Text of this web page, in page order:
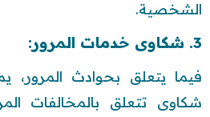
الشخصية.
3. شكاوى خدمات المرور:
فيما يتعلق بحوادث المرور،
شكاوى تتعلق بالمخالفات